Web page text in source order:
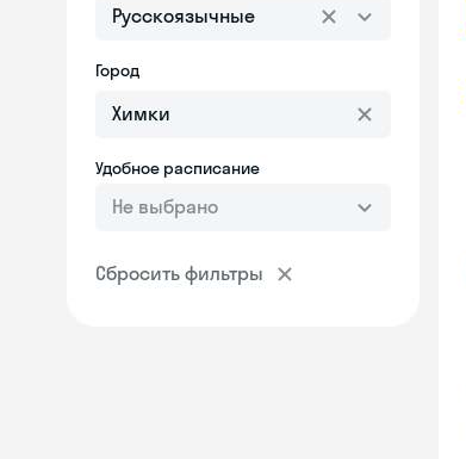
Русскоязычные
Город
Удобное расписание
Не выбрано
Сбросить фильтры